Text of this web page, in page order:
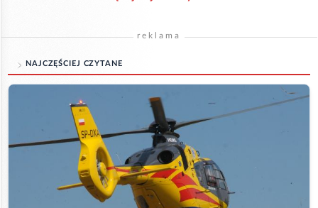
reklama
NAJCZĘŚCIEJ CZYTANE